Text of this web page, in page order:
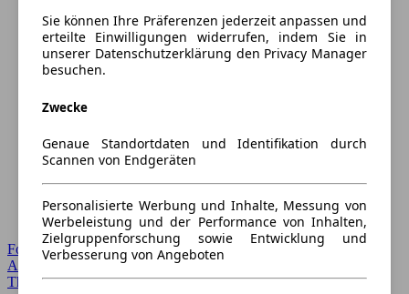
Forum Startseite
Alle Auto-Foren
Themen-Forum
Sie können Ihre Präferenzen jederzeit anpassen und
erteilte Einwilligungen widerrufen, indem Sie in
unserer Datenschutzerklärung den Privacy Manager
besuchen.
Zwecke
Genaue Standortdaten und Identifikation durch
Scannen von Endgeräten
Personalisierte Werbung und Inhalte, Messung von
Werbeleistung und der Performance von Inhalten,
Zielgruppenforschung sowie Entwicklung und
Verbesserung von Angeboten